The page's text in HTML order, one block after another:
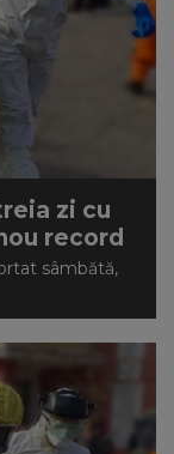
zi cu
record
sâmbătă,